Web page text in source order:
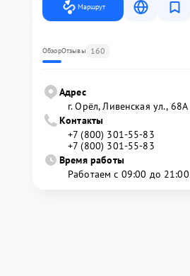
Маршрут
ОбзорОтзывы 160
Адрес
г. Орёл, Ливенская ул., 68А
Контакты
+7 (800) 301-55-83
+7 (800) 301-55-83
Время работы
Работаем с 09:00 до 21:00